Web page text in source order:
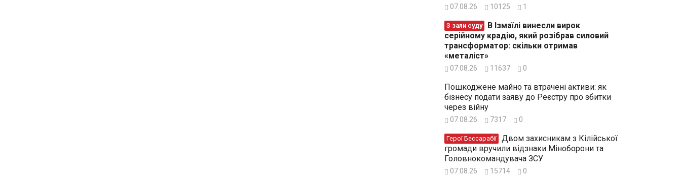
07.08.26 10125 1
З зали суду
серійному крадію, який розібрав силовий
трансформатор: скільки отримав
«металіст»
07.08.26 11637 0
Пошкоджене майно та втрачені активи: як
бізнесу подати заяву до Реєстру про збитки
через війну
07.08.26 7317 0
Герої Бессарабії
громади вручили відзнаки Міноборони та
Головнокомандувача ЗСУ
07.08.26 15714 0